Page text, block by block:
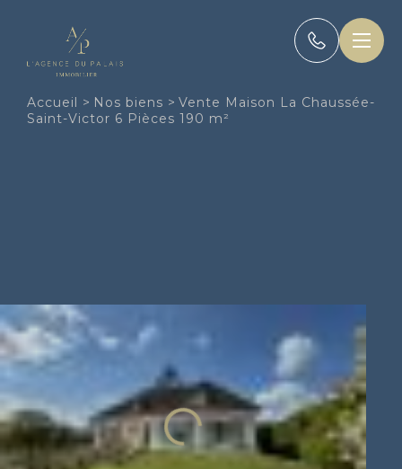
Accueil > Nos biens > Vente Maison La Chaussée-
Saint-Victor 6 Pièces 190 m²